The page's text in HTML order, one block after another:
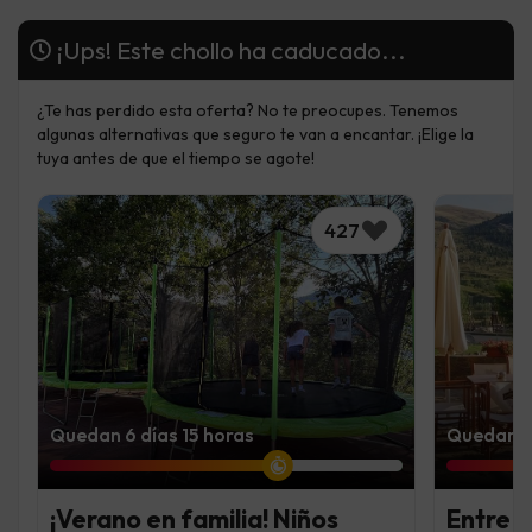
¡Ups! Este chollo ha caducado...
¿Te has perdido esta oferta? No te preocupes. Tenemos
algunas alternativas que seguro te van a encantar. ¡Elige la
tuya antes de que el tiempo se agote!
427
Quedan 6 días 15 horas
¡Verano en familia! Niños
Quedan
Entre